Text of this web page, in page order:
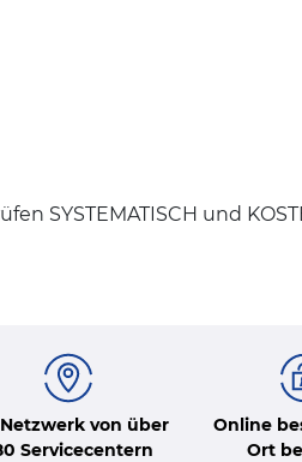
SYSTEMATISCH und
von über
Servicecentern
Online
Ort